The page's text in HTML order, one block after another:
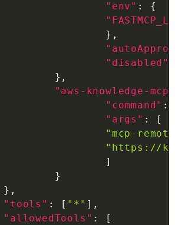
"env" :
{
} ,
"disabled"
} ,
"aws-knowledge-
"command" :
"args" :
[
"mcp-
"https://
]
}
} ,
"tools" : [ "*" ] ,
"allowedTools" :
[